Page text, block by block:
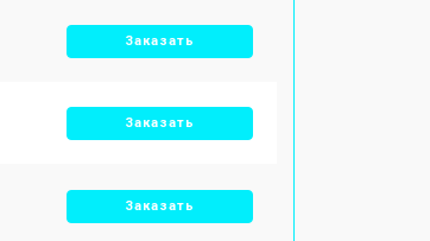
Заказать
Заказать
Заказать